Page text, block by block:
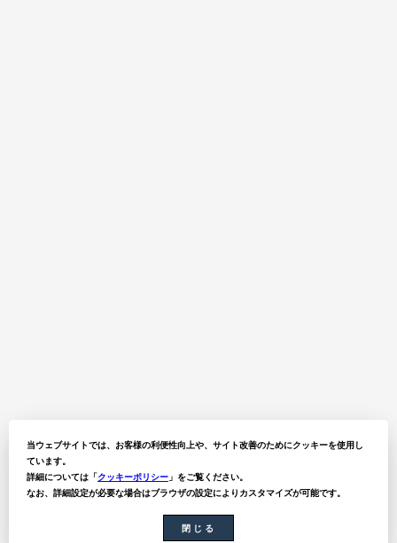
当ウェブサイトでは、お客様の利便性向上や、サイト改善のためにクッキーを使用し
ています。
詳細については「クッキーポリシー 」をご覧ください。
なお、詳細設定が必要な場合はブラウザの設定によりカスタマイズが可能です。
閉じる